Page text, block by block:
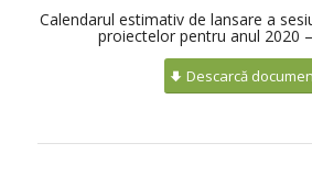
Calendarul estimativ de lansare a
proiectelor pentru anul 2020
Descarcă